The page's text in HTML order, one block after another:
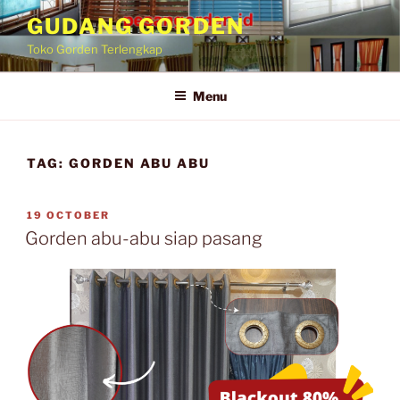
GUDANG GORDEN
Toko Gorden Terlengkap
Menu
TAG: GORDEN ABU ABU
19 OCTOBER
Gorden abu-abu siap pasang